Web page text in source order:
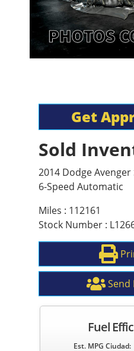
Get
Sold
2014 Dodge Avenger
6-Speed Automatic
Miles : 112161
Stock Number :
Send
Fuel
Est. MPG Ciudad: